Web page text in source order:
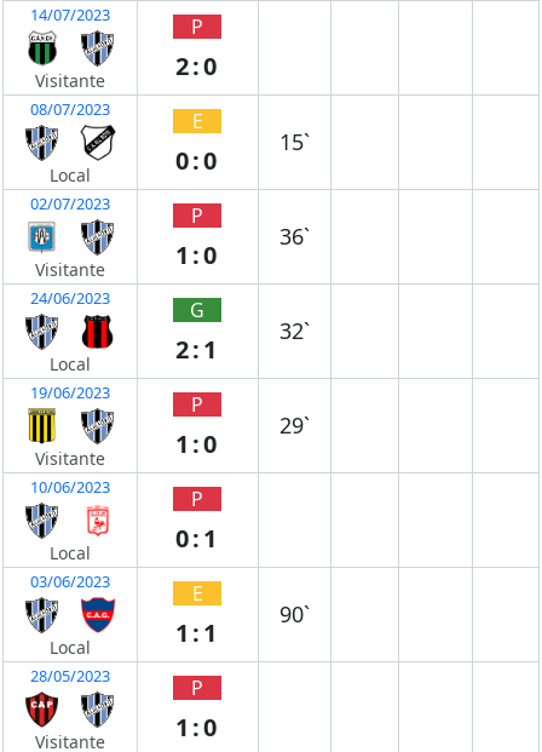
14/07/2023
Visitante
P
2:0
08/07/2023
Local
E
0:0
15`
02/07/2023
Visitante
P
1:0
36`
24/06/2023
Local
G
2:1
32`
19/06/2023
Visitante
P
1:0
29`
10/06/2023
Local
P
0:1
03/06/2023
Local
E
1:1
90`
28/05/2023
Visitante
P
1:0